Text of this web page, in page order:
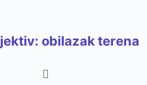
obilazak terena